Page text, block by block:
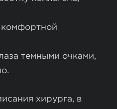
комфортной
темными очками,
хирурга, в